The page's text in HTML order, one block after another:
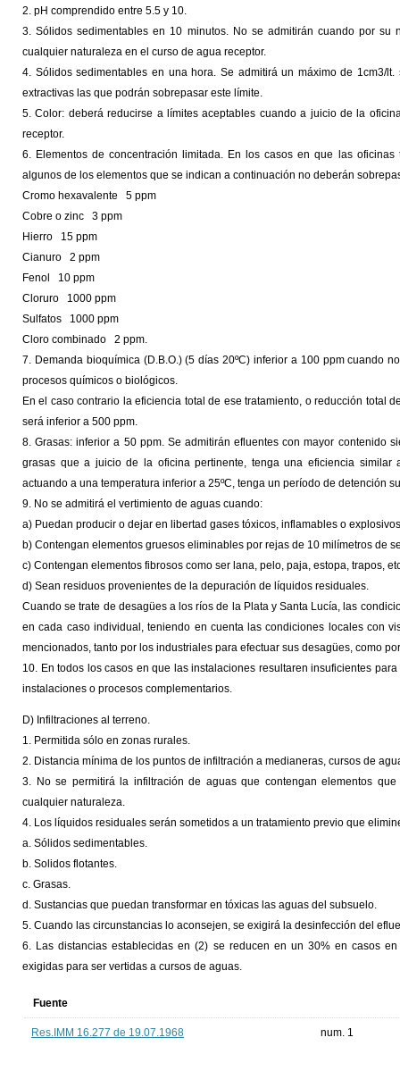
2. pH comprendido entre 5.5 y 10.
3. Sólidos sedimentables en 10 minutos. No se admitirán cuando por su
cualquier naturaleza en el curso de agua receptor.
4. Sólidos sedimentables en una hora. Se admitirá un máximo de 1cm3/
extractivas las que podrán sobrepasar este límite.
5. Color: deberá reducirse a límites aceptables cuando a juicio de la
receptor.
6. Elementos de concentración limitada. En los casos en que las
algunos de los elementos que se indican a continuación no deberán
Cromo hexavalente 5 ppm
Cobre o zinc 3 ppm
Hierro 15 ppm
Cianuro 2 ppm
Fenol 10 ppm
Cloruro 1000 ppm
Sulfatos 1000 ppm
Cloro combinado 2 ppm.
7. Demanda bioquímica (D.B.O.) (5 días 20ºC) inferior a 100 ppm cuando
procesos químicos o biológicos.
En el caso contrario la eficiencia total de ese tratamiento, o reducción total
será inferior a 500 ppm.
8. Grasas: inferior a 50 ppm. Se admitirán efluentes con mayor contenido
grasas que a juicio de la oficina pertinente, tenga una eficiencia
actuando a una temperatura inferior a 25ºC, tenga un período de detención
9. No se admitirá el vertimiento de aguas cuando:
a) Puedan producir o dejar en libertad gases tóxicos, inflamables o
b) Contengan elementos gruesos eliminables por rejas de 10 milímetros de
c) Contengan elementos fibrosos como ser lana, pelo, paja, estopa, trapos,
d) Sean residuos provenientes de la depuración de líquidos residuales.
Cuando se trate de desagües a los ríos de la Plata y Santa Lucía, las
en cada caso individual, teniendo en cuenta las condiciones locales con
mencionados, tanto por los industriales para efectuar sus desagües, como
10. En todos los casos en que las instalaciones resultaren insuficientes
instalaciones o procesos complementarios.
D) Infiltraciones al terreno.
1. Permitida sólo en zonas rurales.
2. Distancia mínima de los puntos de infiltración a medianeras, cursos de
3. No se permitirá la infiltración de aguas que contengan elementos
cualquier naturaleza.
4. Los líquidos residuales serán sometidos a un tratamiento previo que
a. Sólidos sedimentables.
b. Solidos flotantes.
c. Grasas.
d. Sustancias que puedan transformar en tóxicas las aguas del subsuelo.
5. Cuando las circunstancias lo aconsejen, se exigirá la desinfección del
6. Las distancias establecidas en (2) se reducen en un 30% en casos
exigidas para ser vertidas a cursos de aguas.
Fuente
Res.IMM 16.277 de 19.07.1968 num. 1